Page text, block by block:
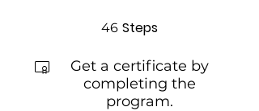
46 Steps
Get a certificate by
completing the
program.